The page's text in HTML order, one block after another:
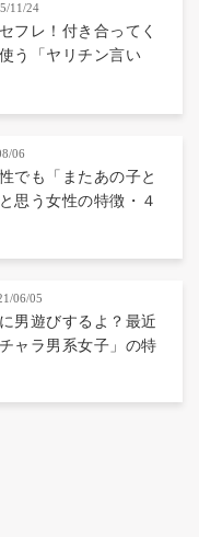
11/24
フレ！付き合ってく
う「ヤリチン言い
06
でも「またあの子と
思う女性の特徴・４
06/05
男遊びするよ？最近
ャラ男系女子」の特